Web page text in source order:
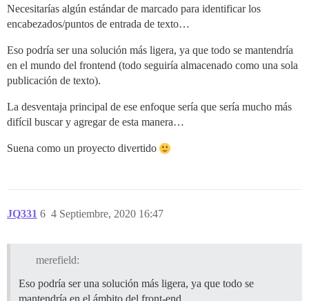
Necesitarías algún estándar de marcado para identificar los
encabezados/puntos de entrada de texto…
Eso podría ser una solución más ligera, ya que todo se mantendría
en el mundo del frontend (todo seguiría almacenado como una sola
publicación de texto).
La desventaja principal de ese enfoque sería que sería mucho más
difícil buscar y agregar de esta manera…
Suena como un proyecto divertido
JQ331 4 Septiembre, 2020 16:47
6
merefield:
Eso podría ser una solución más ligera, ya que todo se
mantendría en el ámbito del front-end.